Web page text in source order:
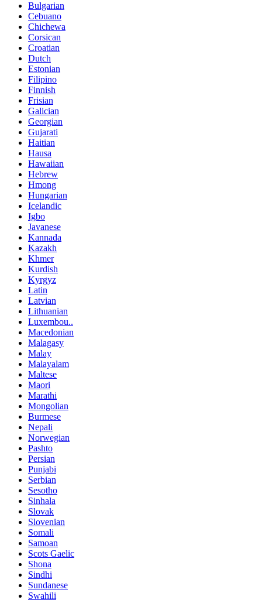
Bulgarian
Cebuano
Chichewa
Corsican
Croatian
Dutch
Estonian
Filipino
Finnish
Frisian
Galician
Georgian
Gujarati
Haitian
Hausa
Hawaiian
Hebrew
Hmong
Hungarian
Icelandic
Igbo
Javanese
Kannada
Kazakh
Khmer
Kurdish
Kyrgyz
Latin
Latvian
Lithuanian
Luxembou..
Macedonian
Malagasy
Malay
Malayalam
Maltese
Maori
Marathi
Mongolian
Burmese
Nepali
Norwegian
Pashto
Persian
Punjabi
Serbian
Sesotho
Sinhala
Slovak
Slovenian
Somali
Samoan
Scots Gaelic
Shona
Sindhi
Sundanese
Swahili